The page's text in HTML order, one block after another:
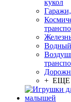
кукол
Водный
+ ЕЩЕ